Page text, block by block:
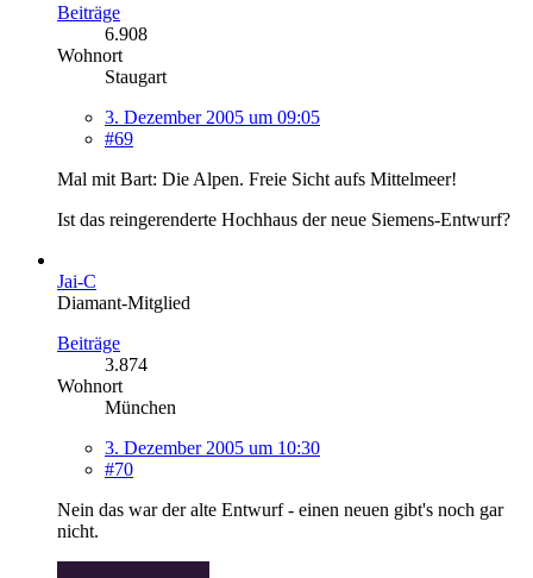
Beiträge
6.908
Wohnort
Staugart
3. Dezember 2005 um 09:05
#69
Mal mit Bart: Die Alpen. Freie Sicht aufs Mittelmeer!
Ist das reingerenderte Hochhaus der neue Siemens-Entwurf?
Jai-C
Diamant-Mitglied
Beiträge
3.874
Wohnort
München
3. Dezember 2005 um 10:30
#70
Nein das war der alte Entwurf - einen neuen gibt's noch gar
nicht.